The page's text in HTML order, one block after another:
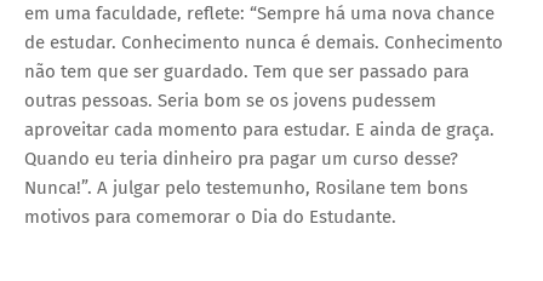
em uma faculdade, reflete: “Sempre há uma nova chance
de estudar. Conhecimento nunca é demais. Conhecimento
não tem que ser guardado. Tem que ser passado para
outras pessoas. Seria bom se os jovens pudessem
aproveitar cada momento para estudar. E ainda de graça.
Quando eu teria dinheiro pra pagar um curso desse?
Nunca!”. A julgar pelo testemunho, Rosilane tem bons
motivos para comemorar o Dia do Estudante.